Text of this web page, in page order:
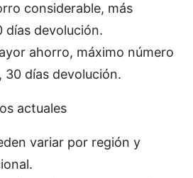
considerable, más
días devolución.
ahorro, máximo número
30 días devolución.
actuales
variar por región y